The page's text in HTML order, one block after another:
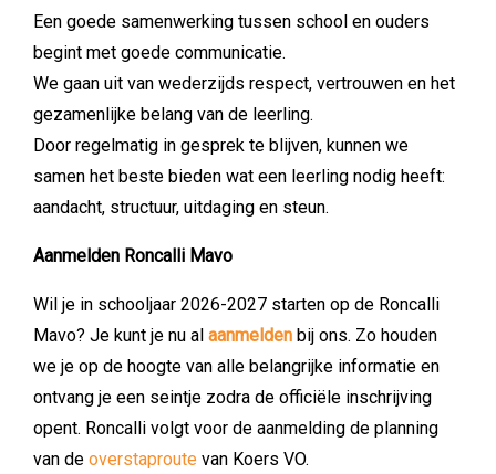
Een goede samenwerking tussen school en ouders
begint met goede communicatie.
We gaan uit van wederzijds respect, vertrouwen en het
gezamenlijke belang van de leerling.
Door regelmatig in gesprek te blijven, kunnen we
samen het beste bieden wat een leerling nodig heeft:
aandacht, structuur, uitdaging en steun.
Aanmelden Roncalli Mavo
Wil je in schooljaar 2026-2027 starten op de Roncalli
Mavo? Je kunt je nu al aanmelden bij ons. Zo houden
we je op de hoogte van alle belangrijke informatie en
ontvang je een seintje zodra de officiële inschrijving
opent. Roncalli volgt voor de aanmelding de planning
van de overstaproute van Koers VO.